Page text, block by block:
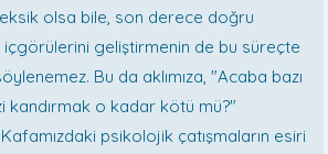
eksik olsa bile, son derece doğru
içgörülerini geliştirmenin de bu süreçte
Bu da aklımıza, "Acaba bazı
kandırmak o kadar kötü mü?"
psikolojik çatışmaların esiri